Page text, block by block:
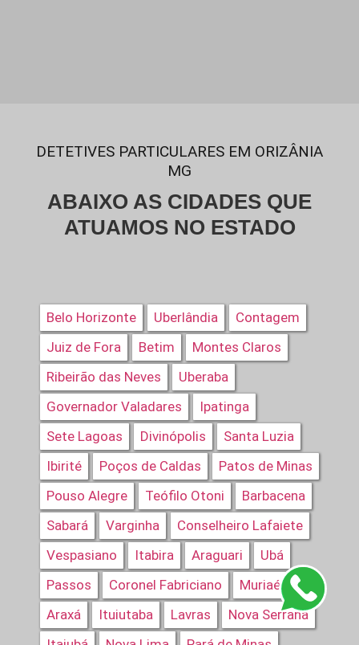
DETETIVES PARTICULARES EM ORIZÂNIA
MG
ABAIXO AS CIDADES QUE
ATUAMOS NO ESTADO
Belo Horizonte Uberlândia
Contagem
Juiz de Fora
Betim
Montes Claros
Ribeirão das Neves
Uberaba
Governador Valadares
Ipatinga
Sete Lagoas
Divinópolis
Santa Luzia
Ibirité
Poços de Caldas
Patos de Minas
Pouso Alegre
Teófilo Otoni
Barbacena
Sabará
Varginha
Conselheiro Lafaiete
Vespasiano
Itabira Araguari
Ubá
Passos
Coronel Fabriciano
Muriaé
Araxá
Ituiutaba Lavras
Nova Serrana